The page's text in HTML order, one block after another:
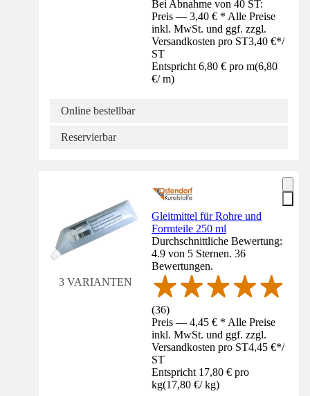
Bei Abnahme von 40 ST:
Preis — 3,40 € * Alle Preise
inkl. MwSt. und ggf. zzgl.
Versandkosten pro ST3,40 €*/
ST
Entspricht 6,80 € pro m(6,80
€/ m)
Online bestellbar
Reservierbar
3 VARIANTEN
Gleitmittel für Rohre und
Formteile 250 ml
Durchschnittliche Bewertung:
4.9 von 5 Sternen. 36
Bewertungen.
(36)
Preis — 4,45 € * Alle Preise
inkl. MwSt. und ggf. zzgl.
Versandkosten pro ST4,45 €*/
ST
Entspricht 17,80 € pro
kg(17,80 €/ kg)